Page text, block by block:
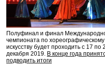
Полуфинал и финал
чемпионата по хореографическому
искусству будет проходить с 17 по
декабря 2019. В конце года
подводить итоги